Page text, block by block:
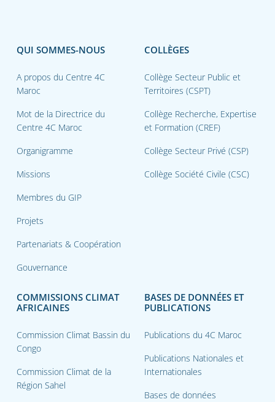
QUI SOMMES-NOUS
A propos du Centre 4C
Maroc
Mot de la Directrice du
Centre 4C Maroc
Organigramme
Missions
Membres du GIP
Projets
Partenariats & Coopération
Gouvernance
COLLÈGES
Collège Secteur Public et
Territoires (CSPT)
Collège Recherche, Expertise
et Formation (CREF)
Collège Secteur Privé (CSP)
Collège Société Civile (CSC)
COMMISSIONS CLIMAT
AFRICAINES
Commission Climat Bassin du
Congo
Commission Climat de la
Région Sahel
BASES DE DONNÉES ET
PUBLICATIONS
Publications du 4C Maroc
Publications Nationales et
Internationales
Bases de données